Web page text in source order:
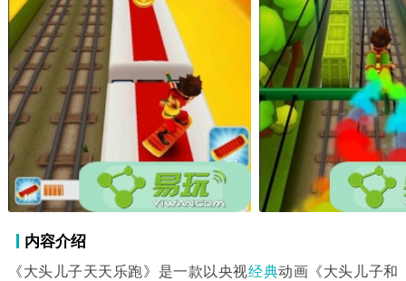
内容介绍
《大头儿子天天乐跑》是一款以央视经典动画《大头儿子和